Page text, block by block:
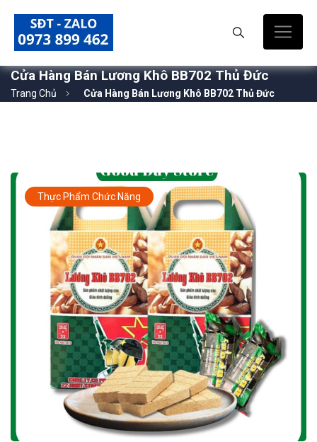
Cửa Hàng Bán Lương Khô BB702 Thủ Đức
Trang Chủ Cửa Hàng Bán Lương Khô BB702 Thủ Đức
Thực Phẩm Chức Năng